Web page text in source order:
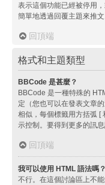
表示這個功能已經被停用
簡單地透過回覆主題來推
回頂端
格式和主題類型
BBCode 是甚麼？
BBCode 是一種特殊的
定（您也可以在發表文章
相似，每個標籤用方括弧 [
示控制。要得到更多的訊
回頂端
我可以使用 HTML 語法嗎？
不行。在這個討論區上不